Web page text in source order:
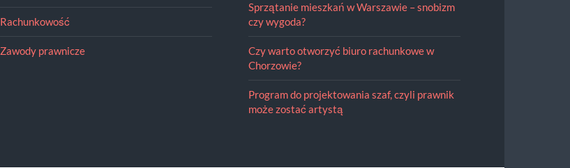
Rachunkowość
Zawody prawnicze
Sprzątanie mieszkań w Warszawie – snobizm
czy wygoda?
Czy warto otworzyć biuro rachunkowe w
Chorzowie?
Program do projektowania szaf, czyli prawnik
może zostać artystą